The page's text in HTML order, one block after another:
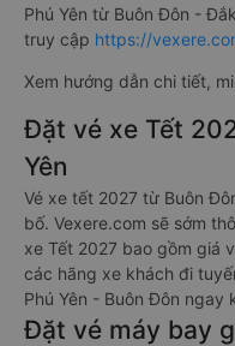
Phú Yên từ Buôn Đôn -
truy cập https://
Xem hướng dẫn chi tiết,
Đặt vé xe Tết
Yên
Vé xe tết 2027 từ Buôn
bố. Vexere.com sẽ sớm
xe Tết 2027 bao gồm giá
các hãng xe khách đi
Phú Yên - Buôn Đôn
Đặt vé máy bay